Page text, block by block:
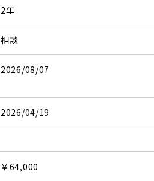
2年
相談
2026/08/07
2026/04/19
￥64,000